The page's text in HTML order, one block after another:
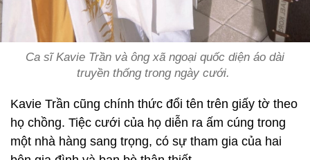
Ca sĩ Kavie Trần và ông xã ngoại quốc diện áo dài
truyền thống trong ngày cưới.
Kavie Trần cũng chính thức đổi tên trên giấy tờ theo
họ chồng. Tiệc cưới của họ diễn ra ấm cúng trong
một nhà hàng sang trọng, có sự tham gia của hai